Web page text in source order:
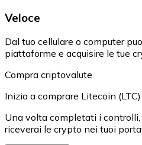
Veloce
Dal tuo cellulare o computer
piattaforme e acquisire le tue
Compra criptovalute
Inizia a comprare Litecoin (LTC)
Una volta completati i
riceverai le crypto nei tuoi